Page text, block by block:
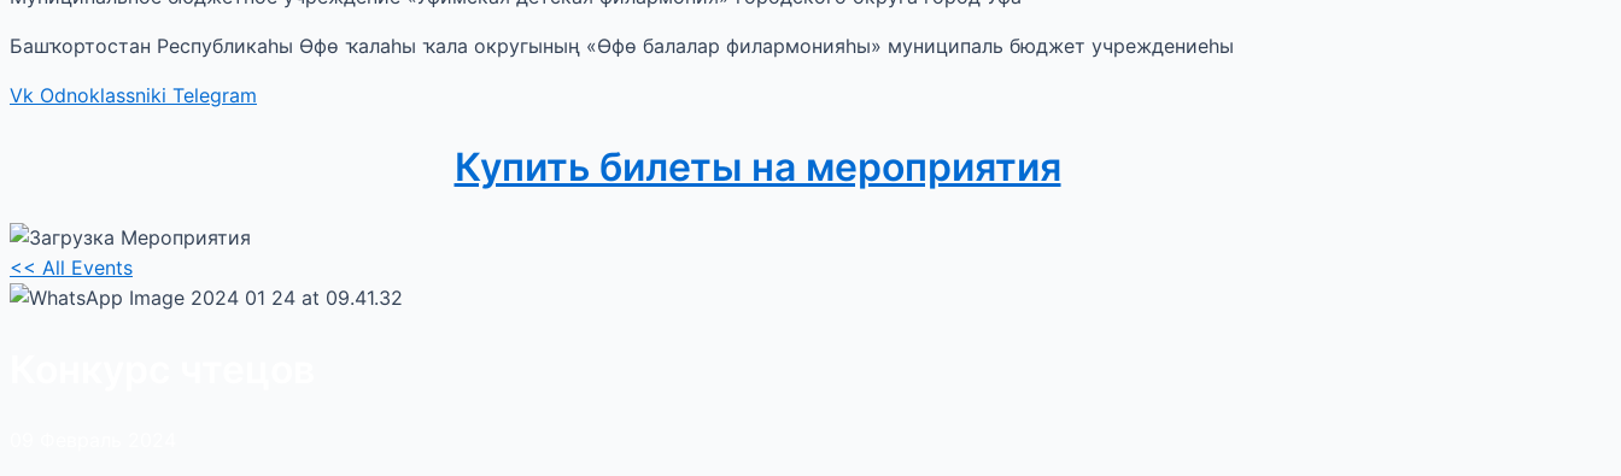
Башҡортостан Республикаһы Өфө ҡалаһы ҡала округының «Өфө балалар филармонияһы» муниципаль бюджет учреждениеһы
Vk Odnoklassniki Telegram
Купить билеты на мероприятия
<< All Events